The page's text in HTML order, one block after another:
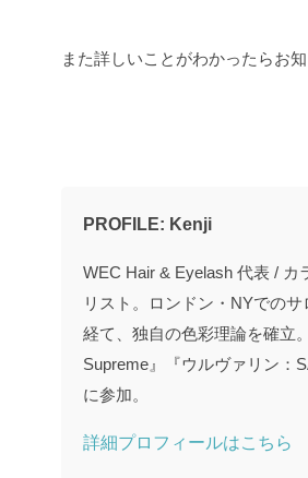
また詳しいことがわかったらお知
PROFILE: Kenji
WEC Hair & Eyelash 代表 / カ
リスト。ロンドン・NYでのサ
経て、独自の色彩理論を確立
Supreme』『ウルヴァリン：
に参加。
詳細プロフィールはこちら